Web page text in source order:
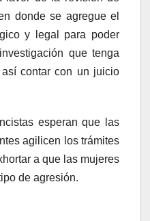
donde se agregue el
y legal para poder
que tenga
contar con un juicio
esperan que las
agilicen los trámites
a que las mujeres
de agresión.